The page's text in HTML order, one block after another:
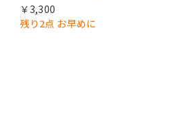
￥3,300
残り2点 お早めに